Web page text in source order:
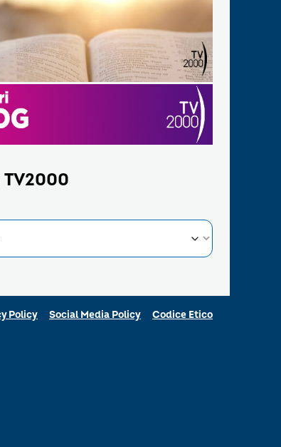
Policy Social Media Policy Codice Etico